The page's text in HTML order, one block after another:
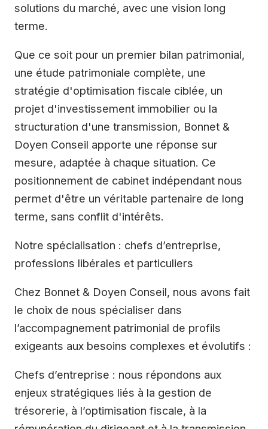
solutions du marché, avec une vision long
terme.
Que ce soit pour un premier bilan patrimonial,
une étude patrimoniale complète, une
stratégie d'optimisation fiscale ciblée, un
projet d'investissement immobilier ou la
structuration d'une transmission, Bonnet &
Doyen Conseil apporte une réponse sur
mesure, adaptée à chaque situation. Ce
positionnement de cabinet indépendant nous
permet d'être un véritable partenaire de long
terme, sans conflit d'intérêts.
Notre spécialisation : chefs d’entreprise,
professions libérales et particuliers
Chez Bonnet & Doyen Conseil, nous avons fait
le choix de nous spécialiser dans
l’accompagnement patrimonial de profils
exigeants aux besoins complexes et évolutifs :
Chefs d’entreprise : nous répondons aux
enjeux stratégiques liés à la gestion de
trésorerie, à l’optimisation fiscale, à la